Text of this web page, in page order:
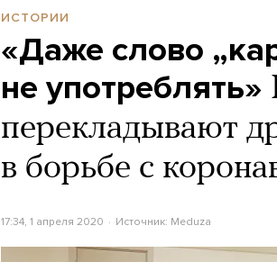
ИСТОРИИ
«Даже слово
не употреблять»
перекладывают
в борьбе с
17:34, 1 апреля 2020 Источник: Meduza